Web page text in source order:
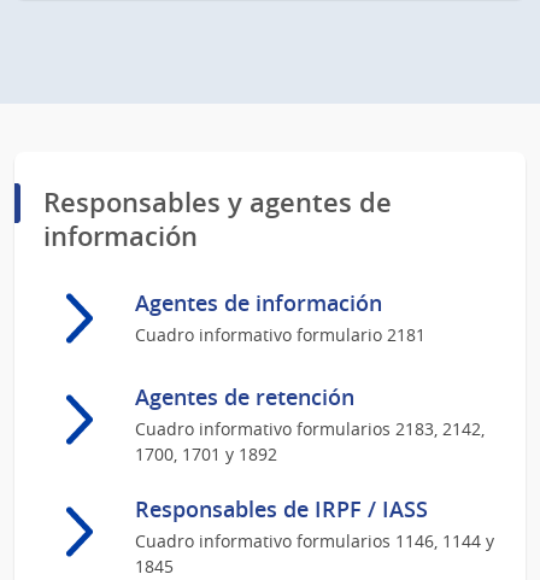
Responsables y agentes de
información
Agentes de información
Cuadro informativo formulario 2181
Agentes de retención
Cuadro informativo formularios 2183, 2142,
1700, 1701 y 1892
Responsables de IRPF / IASS
Cuadro informativo formularios 1146, 1144 y
1845